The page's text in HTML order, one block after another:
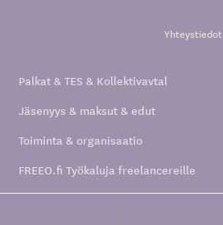
Yhteystiedot
Palkat & TES & Kollektivavtal
Jäsenyys & maksut & edut
Toiminta & organisaatio
FREEO.fi Työkaluja freelancereille